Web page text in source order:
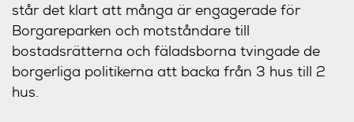
står det klart att många är engagerade för
Borgareparken och motståndare till
bostadsrätterna och fäladsborna tvingade de
borgerliga politikerna att backa från 3 hus till 2
hus.